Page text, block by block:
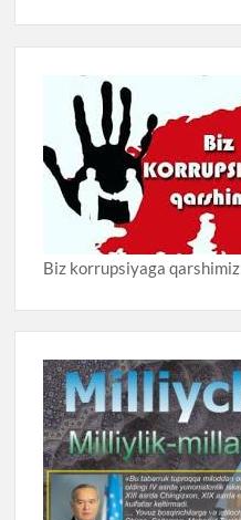
Biz korrupsiyaga qarshimiz